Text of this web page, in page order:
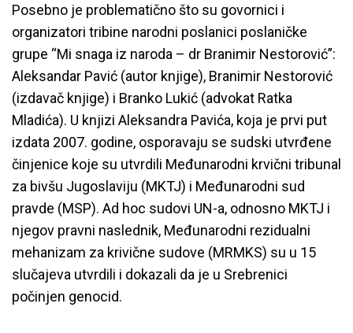
Posebno je problematično što su govornici i
organizatori tribine narodni poslanici poslaničke
grupe “Mi snaga iz naroda – dr Branimir Nestorović”:
Aleksandar Pavić (autor knjige), Branimir Nestorović
(izdavač knjige) i Branko Lukić (advokat Ratka
Mladića). U knjizi Aleksandra Pavića, koja je prvi put
izdata 2007. godine, osporavaju se sudski utvrđene
činjenice koje su utvrdili Međunarodni krvični tribunal
za bivšu Jugoslaviju (MKTJ) i Međunarodni sud
pravde (MSP). Ad hoc sudovi UN-a, odnosno MKTJ i
njegov pravni naslednik, Međunarodni rezidualni
mehanizam za krivične sudove (MRMKS) su u 15
slučajeva utvrdili i dokazali da je u Srebrenici
počinjen genocid.